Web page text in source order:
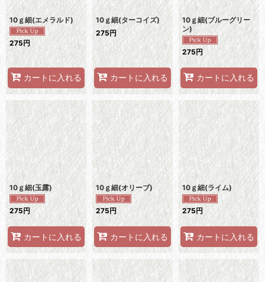
10ｇ細(エメラルド)
275円
カートに入れる
10ｇ細(ターコイズ)
275円
カートに入れる
10ｇ細(ブルーグリー
ン)
275円
カートに入れる
10ｇ細(玉露)
275円
カートに入れる
10ｇ細(オリーブ)
275円
カートに入れる
10ｇ細(ライム)
275円
カートに入れる